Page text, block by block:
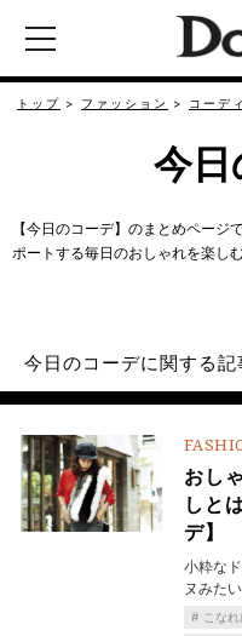
トップ ファッション コーデ
今日
【今日のコーデ】のまとめペー
ポートする毎日のおしゃれを楽し
今日のコーデに関する記
おし
しと
デ】
小粋な
ヌみた
こな